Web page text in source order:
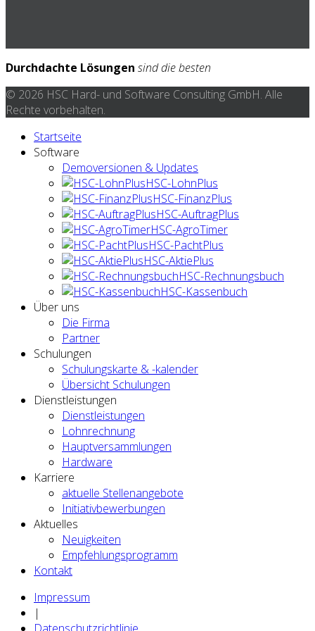
Durchdachte Lösungen sind die besten
© 2026 HSC Hard- und Software Consulting GmbH. Alle
Rechte vorbehalten.
Startseite
Software
Demoversionen & Updates
HSC-LohnPlus
HSC-FinanzPlus
HSC-AuftragPlus
HSC-AgroTimer
HSC-PachtPlus
HSC-AktiePlus
HSC-Rechnungsbuch
HSC-Kassenbuch
Über uns
Die Firma
Partner
Schulungen
Schulungskarte & -kalender
Übersicht Schulungen
Dienstleistungen
Dienstleistungen
Lohnrechnung
Hauptversammlungen
Hardware
Karriere
aktuelle Stellenangebote
Initiativbewerbungen
Aktuelles
Neuigkeiten
Empfehlungsprogramm
Kontakt
Impressum
|